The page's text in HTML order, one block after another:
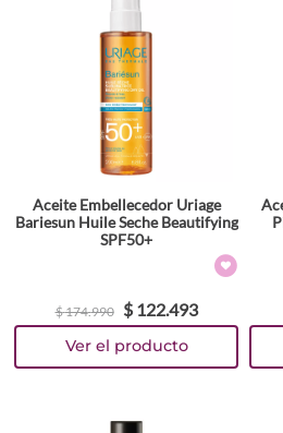
Aceite Embellecedor Uriage
Bariesun Huile Seche Beautifying
SPF50+
$174.990 $ 122.493